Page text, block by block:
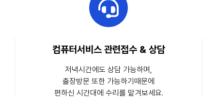
컴퓨터서비스 관련접수 & 상담
저녁시간에도 상담 가능하며,
출장방문 또한 가능하기때문에
편하신 시간대에 수리를 맡겨보세요.